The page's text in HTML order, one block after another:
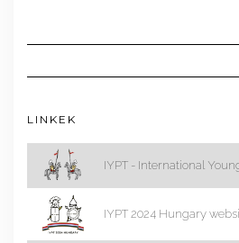
LINKEK
IYPT - International
IYPT 2024 Hungary